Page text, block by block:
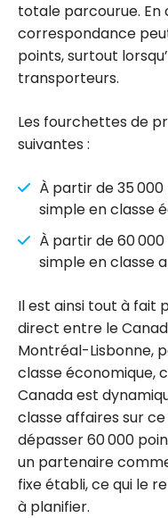
totale parcourue. En
correspondance
points, surtout
transporteurs.
Les fourchettes de
suivantes :
À partir de 35
simple en classe
À partir de 60
simple en classe
Il est ainsi tout à fait
direct entre le
Montréal-Lisbonne,
classe économique,
Canada est
classe affaires sur
dépasser 60 000
un partenaire
fixe établi, ce qui le
à planifier.